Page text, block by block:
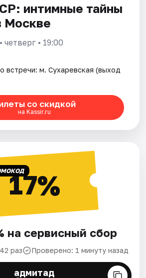
интимные тайны
Москве
• четверг • 19:00
встречи: м. Сухаревская (выход
со скидкой
на Kassir.ru
17%
на сервисный сбор
раз Проверено: 1 минуту назад
адмитад